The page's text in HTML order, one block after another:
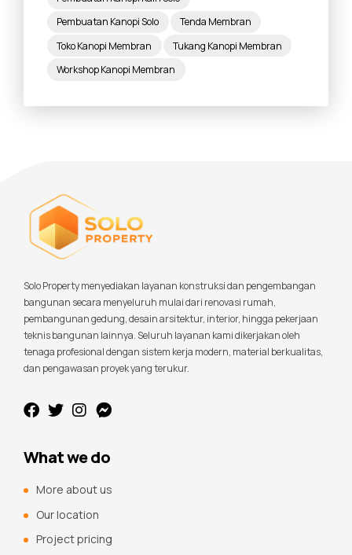
Pembuatan Kanopi Solo
Tenda Membran
Toko Kanopi Membran
Tukang Kanopi Membran
Workshop Kanopi Membran
Solo Property menyediakan layanan konstruksi dan pengembangan
bangunan secara menyeluruh mulai dari renovasi rumah,
pembangunan gedung, desain arsitektur, interior, hingga pekerjaan
teknis bangunan lainnya. Seluruh layanan kami dikerjakan oleh
tenaga profesional dengan sistem kerja modern, material berkualitas,
dan pengawasan proyek yang terukur.
What we do
More about us
Our location
Project pricing